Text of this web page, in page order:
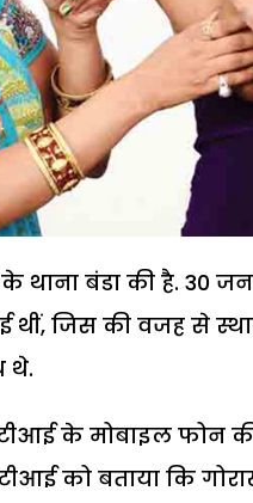
बंडा की है. 30
जिस की वजह से
थे.
के मोबाइल फोन की
को बताया कि